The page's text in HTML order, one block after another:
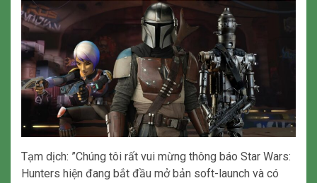
Tạm dịch: ”Chúng tôi rất vui mừng thông báo Star Wars:
Hunters hiện đang bắt đầu mở bản soft-launch và có